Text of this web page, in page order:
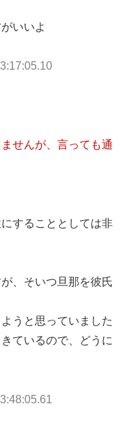
いいよ
せんが、言っても通
することとしては非
、そいつ旦那を彼氏
うと思っていました
ているので、どうに